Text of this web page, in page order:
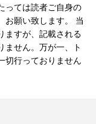
っては読者ご自身の
お願い致します。 当
ますが、記載される
ません。万が一、ト
切行っておりません